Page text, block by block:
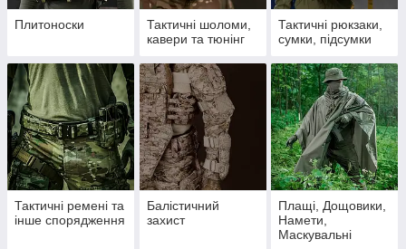
Плитоноски
Тактичні шоломи,
кавери та тюнінг
Тактичні рюкзаки,
сумки, підсумки
Тактичні ремені та
інше спорядження
Балістичний
захист
Плащі, Дощовики,
Намети,
Маскувальні